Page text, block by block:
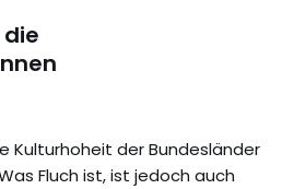
Kulturhoheit der Bundesländer
Fluch ist, ist jedoch auch